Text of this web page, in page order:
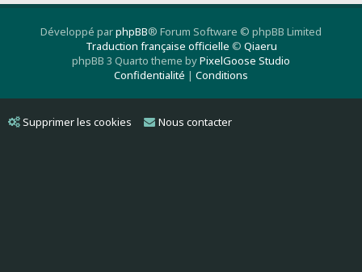
Développé parphpBB® Forum Software © phpBB Limited
Traduction française officielle © Qiaeru
phpBB 3 Quarto theme byPixelGoose Studio
Confidentialité | Conditions
Supprimer les cookies Nous contacter